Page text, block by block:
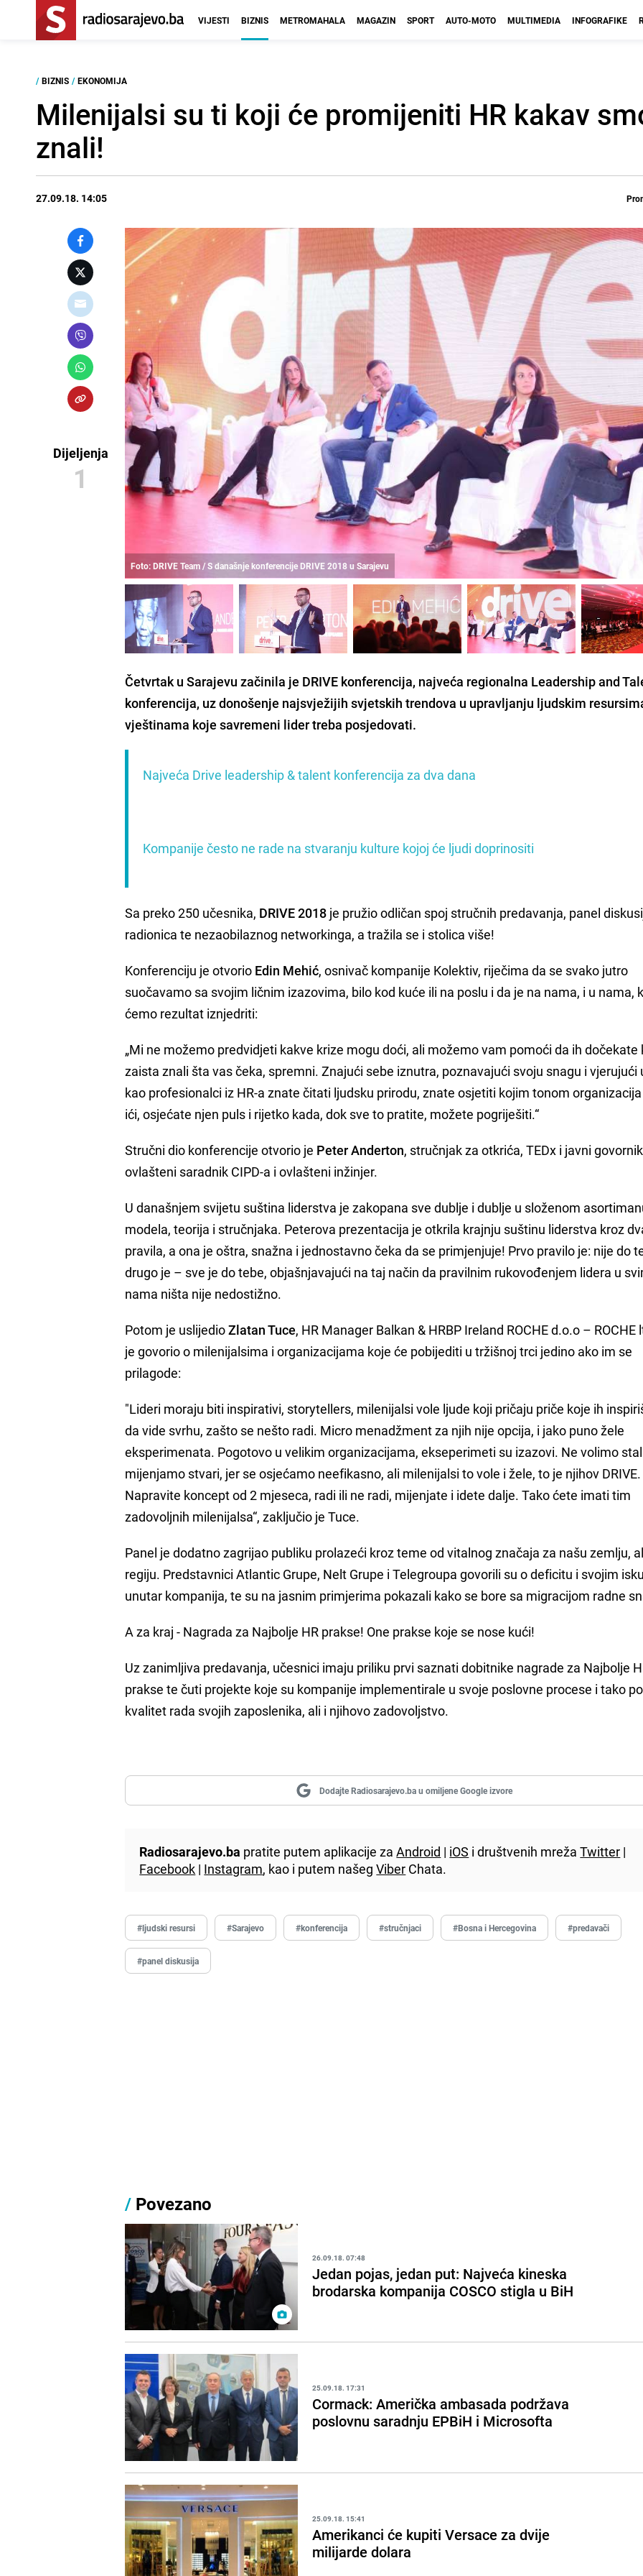
VIJESTI BIZNIS METROMAHALA MAGAZIN SPORT AUTO-MOTO MULTIMEDIA INFOGRAFIKE
/ BIZNIS / EKONOMIJA
Milenijalsi su ti koji će promijeniti HR kakav
znali!
27.09.18. 14:05
Dijeljenja
1
Foto: DRIVE Team / S današnje konferencije DRIVE 2018 u Sarajevu
Četvrtak u Sarajevu začinila je DRIVE konferencija, najveća regionalna Leadership and
konferencija, uz donošenje najsvježijih svjetskih trendova u upravljanju ljudskim
vještinama koje savremeni lider treba posjedovati.
Najveća Drive leadership & talent konferencija za dva dana
Kompanije često ne rade na stvaranju kulture kojoj će ljudi doprinositi
Sa preko 250 učesnika, DRIVE 2018 je pružio odličan spoj stručnih predavanja, panel
radionica te nezaobilaznog networkinga, a tražila se i stolica više!
Konferenciju je otvorio Edin Mehić, osnivač kompanije Kolektiv, riječima da se svako jutro
suočavamo sa svojim ličnim izazovima, bilo kod kuće ili na poslu i da je na nama, i u nama,
ćemo rezultat iznjedriti:
„Mi ne možemo predvidjeti kakve krize mogu doći, ali možemo vam pomoći da ih dočekate
zaista znali šta vas čeka, spremni. Znajući sebe iznutra, poznavajući svoju snagu i vjerujući
kao profesionalci iz HR-a znate čitati ljudsku prirodu, znate osjetiti kojim tonom
ići, osjećate njen puls i rijetko kada, dok sve to pratite, možete pogriješiti.“
Stručni dio konferencije otvorio je Peter Anderton, stručnjak za otkrića, TEDx i javni
ovlašteni saradnik CIPD-a i ovlašteni inžinjer.
U današnjem svijetu suština liderstva je zakopana sve dublje i dublje u složenom
modela, teorija i stručnjaka. Peterova prezentacija je otkrila krajnju suštinu liderstva kroz
pravila, a ona je oštra, snažna i jednostavno čeka da se primjenjuje! Prvo pravilo je: nije do
drugo je – sve je do tebe, objašnjavajući na taj način da pravilnim rukovođenjem lidera u
nama ništa nije nedostižno.
Potom je uslijedioZlatan Tuce, HR Manager Balkan & HRBP Ireland ROCHE d.o.o – ROCHE
je govorio o milenijalsima i organizacijama koje će pobijediti u tržišnoj trci jedino ako im se
prilagode:
"Lideri moraju biti inspirativi, storytellers, milenijalsi vole ljude koji pričaju priče koje ih
da vide svrhu, zašto se nešto radi. Micro menadžment za njih nije opcija, i jako puno žele
eksperimenata. Pogotovo u velikim organizacijama, ekseperimeti su izazovi. Ne volimo
mijenjamo stvari, jer se osjećamo neefikasno, ali milenijalsi to vole i žele, to je njihov DRIVE.
Napravite koncept od 2 mjeseca, radi ili ne radi, mijenjate i idete dalje. Tako ćete imati tim
zadovoljnih milenijalsa“, zaključio je Tuce.
Panel je dodatno zagrijao publiku prolazeći kroz teme od vitalnog značaja za našu zemlju,
regiju. Predstavnici Atlantic Grupe, Nelt Grupe i Telegroupa govorili su o deficitu i svojim
unutar kompanija, te su na jasnim primjerima pokazali kako se bore sa migracijom radne
A za kraj - Nagrada za Najbolje HR prakse! One prakse koje se nose kući!
Uz zanimljiva predavanja, učesnici imaju priliku prvi saznati dobitnike nagrade za Najbolje
prakse te čuti projekte koje su kompanije implementirale u svoje poslovne procese i tako
kvalitet rada svojih zaposlenika, ali i njihovo zadovoljstvo.
Dodajte Radiosarajevo.ba u omiljene Google izvore
Radiosarajevo.ba pratite putem aplikacije zaAndroid | iOS i društvenih mrežaTwitter |
Facebook | Instagram, kao i putem našegViber Chata.
#ljudski resursi #Sarajevo #konferencija #stručnjaci #Bosna i Hercegovina #predavači
#panel diskusija
/ Povezano
26.09.18. 07:48
Jedan pojas, jedan put: Najveća kineska
brodarska kompanija COSCO stigla u BiH
25.09.18. 17:31
Cormack: Američka ambasada podržava
poslovnu saradnju EPBiH i Microsofta
25.09.18. 15:41
Amerikanci će kupiti Versace za dvije
milijarde dolara